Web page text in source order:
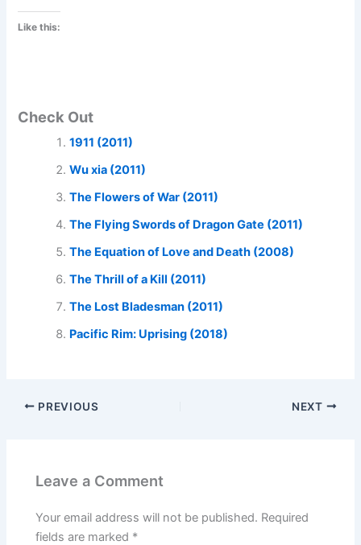
Like this:
Check Out
1911 (2011)
Wu xia (2011)
The Flowers of War (2011)
The Flying Swords of Dragon Gate (2011)
The Equation of Love and Death (2008)
The Thrill of a Kill (2011)
The Lost Bladesman (2011)
Pacific Rim: Uprising (2018)
PREVIOUS NEXT
Leave a Comment
Your email address will not be published. Required
fields are marked *